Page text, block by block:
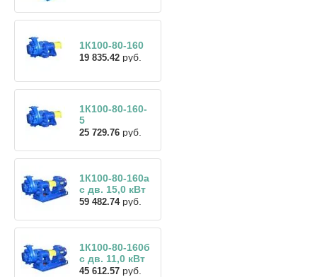
1К100-80-160
19 835.42 руб.
1К100-80-160-
5
25 729.76 руб.
1К100-80-160а
с дв. 15,0 кВт
59 482.74 руб.
1К100-80-160б
с дв. 11,0 кВт
45 612.57 руб.